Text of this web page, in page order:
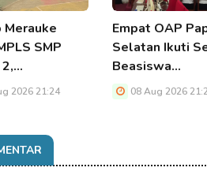
Merauke
SMP
2026 21:24
Empat OAP
Selatan Ikuti
Beasiswa…
08 Aug 2026